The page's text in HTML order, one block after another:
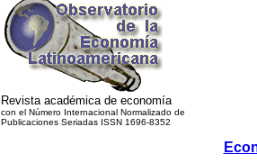
Revista académica de economía
con el Número Internacional Normalizado de
Publicaciones Seriadas ISSN 1696-8352